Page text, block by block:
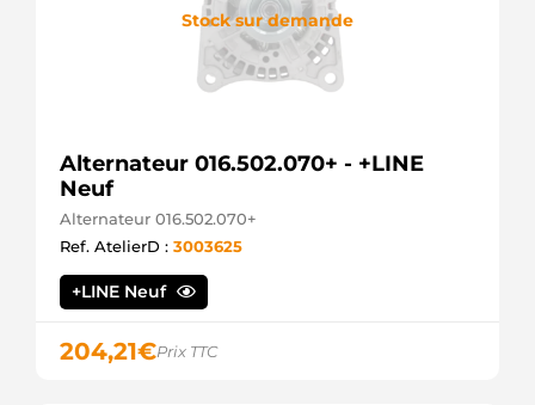
Stock sur demande
Alternateur 016.502.070+ - +LINE
Neuf
Alternateur 016.502.070+
Ref. AtelierD : 3003625
+LINE Neuf
204,21€Prix TTC